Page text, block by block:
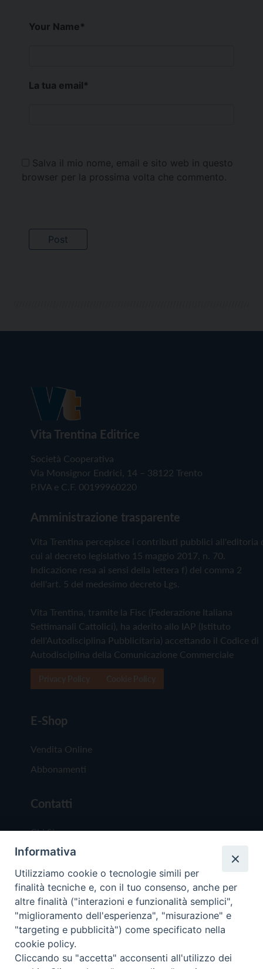
Your Name*
La tua email*
Salva il mio nome, email e sito web in questo
browser per la prossima volta che commento.
Vita Trentina Editrice
Società Cooperativa
Via Monsignor Endrici, 14 – 38122 Trento
P.IVA e C.F. 00199960220
Amministrazione trasparente
Vita Trentina percepisce i contributi pubblici all'editoria
cui al decreto legislativo 15 maggio 2017, n. 70.
Indicazione resa ai sensi della lettera f) del comma 2
dell'art. 5 del medesimo decreto Lgs.
Vita Trentina, tramite la Fisc (Federazione Italiana
Settimanali Cattolici), ha aderito allo IAP (Istituto
dell'Autodisciplina Pubblicitaria) accettando il Codice di
Autodisciplina della Comunicazione Commerciale
E-Shop
Vendita Online
Abbonamenti
Contatti
Chi Siamo
Redazione
Scrivici
Copyright © 2019 - Tutti i diritti riservati - Vita
Trentina Editrice
Informativa
Utilizziamo cookie o tecnologie simili per
finalità tecniche e, con il tuo consenso, anche per
altre finalità ("interazioni e funzionalità semplici",
"miglioramento dell'esperienza", "misurazione" e
"targeting e pubblicità") come specificato nella
cookie policy.
Cliccando su "accetta" acconsenti all'utilizzo dei